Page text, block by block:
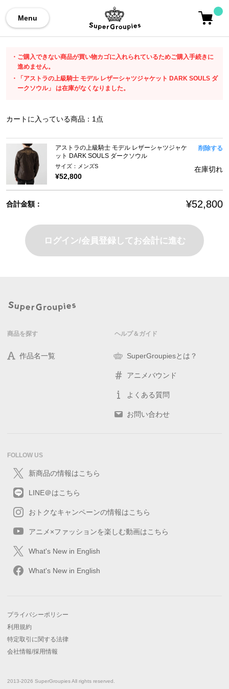
Menu
ご購入できない商品が買い物カゴに入れられているためご購入手続きに
進めません。
「アストラの上級騎士 モデル レザーシャツジャケット DARK SOULS ダ
ークソウル」 は在庫がなくなりました。
カートに入っている商品： 1 点
アストラの上級騎士 モデル レザーシャツジャケ
ット DARK SOULS ダークソウル
サイズ：メンズS
¥52,800
削除する
在庫切れ
合計金額： ¥52,800
ログイン/会員登録してお会計に進む
商品を探す
作品名一覧
ヘルプ＆ガイド
SuperGroupiesとは？
アニメバウンド
よくある質問
お問い合わせ
FOLLOW US
新商品の情報はこちら
LINE＠はこちら
おトクなキャンペーンの情報はこちら
アニメ×ファッションを楽しむ動画はこちら
What's New in English
What's New in English
プライバシーポリシー
利用規約
特定取引に関する法律
会社情報/採用情報
2013-2026 SuperGroupies All rights reserved.